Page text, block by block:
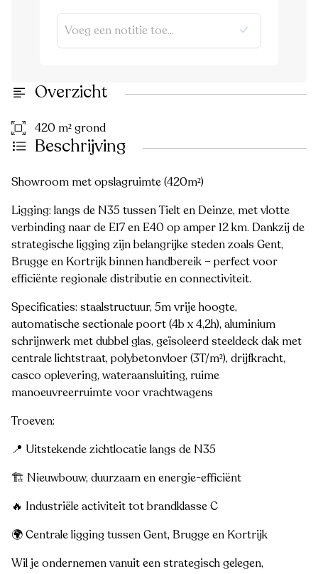
Overzicht
420 m² grond
Beschrijving
Showroom met opslagruimte (420m²)
Ligging: langs de N35 tussen Tielt en Deinze, met vlotte
verbinding naar de E17 en E40 op amper 12 km. Dankzij de
strategische ligging zijn belangrijke steden zoals Gent,
Brugge en Kortrijk binnen handbereik – perfect voor
efficiënte regionale distributie en connectiviteit.
Specificaties: staalstructuur, 5m vrije hoogte,
automatische sectionale poort (4b x 4,2h), aluminium
schrijnwerk met dubbel glas, geïsoleerd steeldeck dak met
centrale lichtstraat, polybetonvloer (3T/m²), drijfkracht,
casco oplevering, wateraansluiting, ruime
manoeuvreerruimte voor vrachtwagens
Troeven:
📍 Uitstekende zichtlocatie langs de N35
🏗️ Nieuwbouw, duurzaam en energie-efficiënt
🔥 Industriële activiteit tot brandklasse C
🌍 Centrale ligging tussen Gent, Brugge en Kortrijk
Wil je ondernemen vanuit een strategisch gelegen,